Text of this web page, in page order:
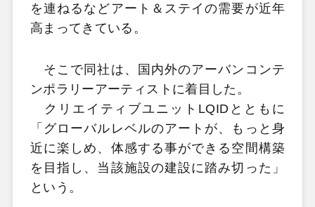
を連ねるなどアート＆ステイの需要が近年
高まってきている。
そこで同社は、国内外のアーバンコンテ
ンポラリーアーティストに着目した。
クリエイティブユニットLQIDとともに
「グローバルレベルのアートが、もっと身
近に楽しめ、体感する事ができる空間構築
を目指し、当該施設の建設に踏み切った」
という。